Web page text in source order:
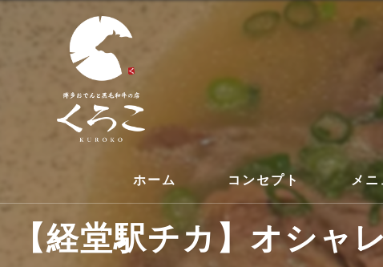
ホーム コンセプト メニ
【経堂駅チカ】オシャ